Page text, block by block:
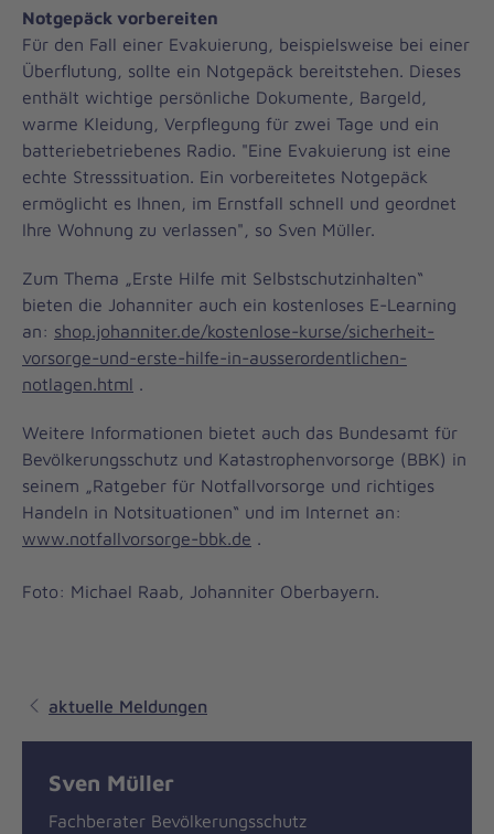
Notgepäck vorbereiten
Für den Fall einer Evakuierung, beispielsweise bei einer
Überflutung, sollte ein Notgepäck bereitstehen. Dieses
enthält wichtige persönliche Dokumente, Bargeld,
warme Kleidung, Verpflegung für zwei Tage und ein
batteriebetriebenes Radio. "Eine Evakuierung ist eine
echte Stresssituation. Ein vorbereitetes Notgepäck
ermöglicht es Ihnen, im Ernstfall schnell und geordnet
Ihre Wohnung zu verlassen", so Sven Müller.
Zum Thema „Erste Hilfe mit Selbstschutzinhalten“
bieten die Johanniter auch ein kostenloses E-Learning
an: shop.johanniter.de/kostenlose-kurse/sicherheit-
vorsorge-und-erste-hilfe-in-ausserordentlichen-
notlagen.html .
Weitere Informationen bietet auch das Bundesamt für
Bevölkerungsschutz und Katastrophenvorsorge (BBK) in
seinem „Ratgeber für Notfallvorsorge und richtiges
Handeln in Notsituationen“ und im Internet an:
www.notfallvorsorge-bbk.de .
Foto: Michael Raab, Johanniter Oberbayern.
aktuelle Meldungen
Sven Müller
Fachberater Bevölkerungsschutz